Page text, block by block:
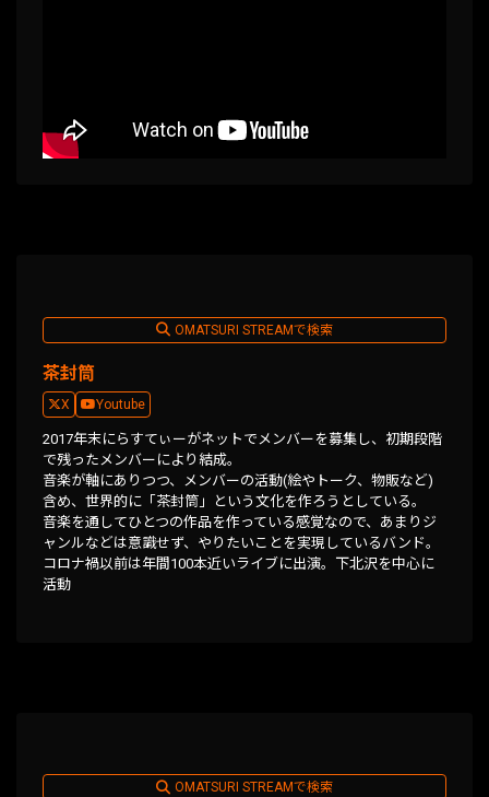
OMATSURI STREAMで検索
茶封筒
X Youtube
2017年末にらすてぃーがネットでメンバーを募集し、初期段階
で残ったメンバーにより結成。
音楽が軸にありつつ、メンバーの活動(絵やトーク、物販など)
含め、世界的に「茶封筒」という文化を作ろうとしている。
音楽を通してひとつの作品を作っている感覚なので、あまりジ
ャンルなどは意識せず、やりたいことを実現しているバンド。
コロナ禍以前は年間100本近いライブに出演。下北沢を中心に
活動
OMATSURI STREAMで検索